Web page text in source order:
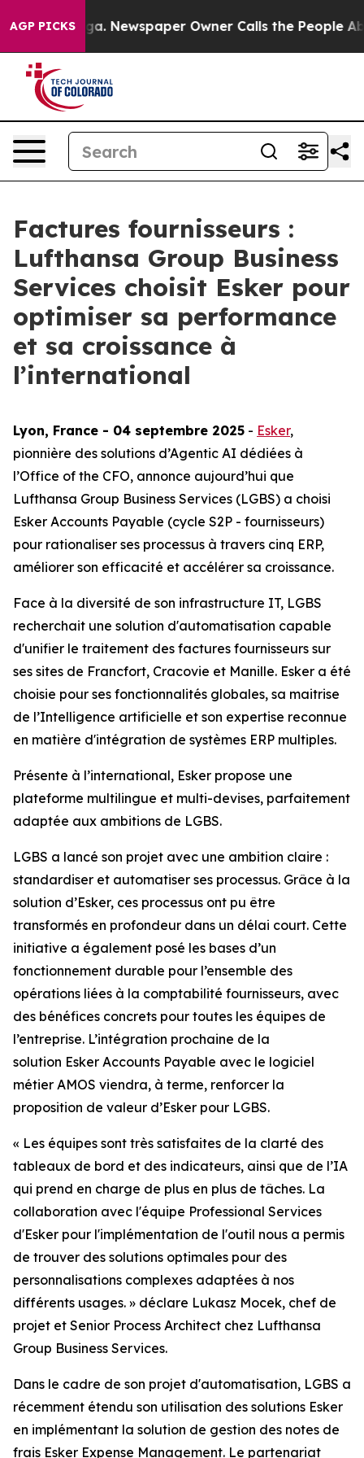
AGP PICKS Newspaper Owner Calls the People
Factures fournisseurs :
Lufthansa Group Business
Services choisit Esker pour
optimiser sa performance
et sa croissance à
l’international
Lyon, France - 04 septembre 2025 - Esker,
pionnière des solutions d’Agentic AI dédiées à
l’Office of the CFO, annonce aujourd’hui que
Lufthansa Group Business Services (LGBS) a choisi
Esker Accounts Payable (cycle S2P - fournisseurs)
pour rationaliser ses processus à travers cinq ERP,
améliorer son efficacité et accélérer sa croissance.
Face à la diversité de son infrastructure IT, LGBS
recherchait une solution d'automatisation capable
d'unifier le traitement des factures fournisseurs sur
ses sites de Francfort, Cracovie et Manille. Esker a été
choisie pour ses fonctionnalités globales, sa maitrise
de l’Intelligence artificielle et son expertise reconnue
en matière d'intégration de systèmes ERP multiples.
Présente à l’international, Esker propose une
plateforme multilingue et multi-devises, parfaitement
adaptée aux ambitions de LGBS.
LGBS a lancé son projet avec une ambition claire :
standardiser et automatiser ses processus. Grâce à la
solution d’Esker, ces processus ont pu être
transformés en profondeur dans un délai court. Cette
initiative a également posé les bases d’un
fonctionnement durable pour l’ensemble des
opérations liées à la comptabilité fournisseurs, avec
des bénéfices concrets pour toutes les équipes de
l’entreprise. L’intégration prochaine de la
solution Esker Accounts Payable avec le logiciel
métier AMOS viendra, à terme, renforcer la
proposition de valeur d’Esker pour LGBS.
« Les équipes sont très satisfaites de la clarté des
tableaux de bord et des indicateurs, ainsi que de l’IA
qui prend en charge de plus en plus de tâches. La
collaboration avec l'équipe Professional Services
d'Esker pour l'implémentation de l'outil nous a permis
de trouver des solutions optimales pour des
personnalisations complexes adaptées à nos
différents usages. » déclare Lukasz Mocek, chef de
projet et Senior Process Architect chez Lufthansa
Group Business Services.
Dans le cadre de son projet d'automatisation, LGBS a
récemment étendu son utilisation des solutions Esker
en implémentant la solution de gestion des notes de
frais Esker Expense Management. Le partenariat